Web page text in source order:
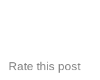
Rate this post